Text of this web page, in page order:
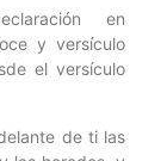
en
y versículo
el versículo
de ti las